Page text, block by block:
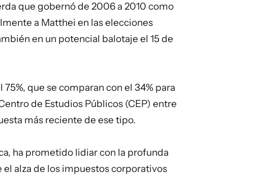
que gobernó de 2006 a 2010 como
a Matthei en las elecciones
en un potencial balotaje el 15 de
que se comparan con el 34% para
de Estudios Públicos (CEP) entre
más reciente de ese tipo.
ha prometido lidiar con la profunda
alza de los impuestos corporativos